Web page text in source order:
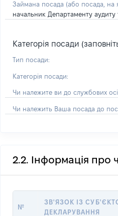
Займана посада (або посада, на
начальник Департаменту
Категорія посади
Тип посади:
Категорія посади:
Чи належите ви до службових
Чи належить Ваша посада до
2.2. Інформація про
№
ЗВ'ЯЗОК ІЗ
ДЕКЛАРУВАННЯ